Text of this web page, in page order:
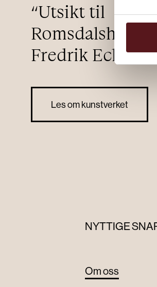
“Utsikt til
Romsdalshorn”
Fredrik
Les om kunstverket
NYTTIGE
Om oss